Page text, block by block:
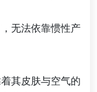
无法依靠惯性产
其皮肤与空气的